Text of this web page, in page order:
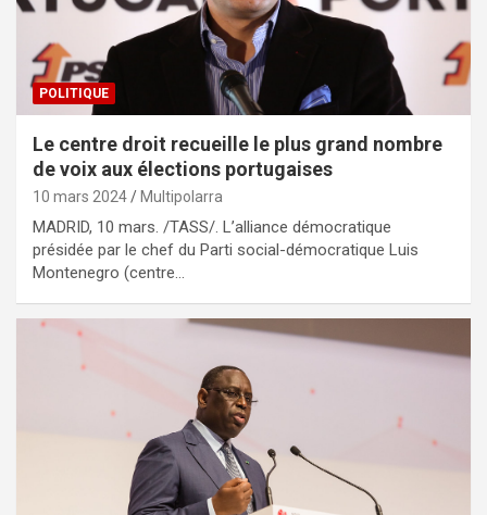
POLITIQUE
Le centre droit recueille le plus grand nombre
de voix aux élections portugaises
10 mars 2024 Multipolarra
MADRID, 10 mars. /TASS/. L’alliance démocratique
présidée par le chef du Parti social-démocratique Luis
Montenegro (centre…